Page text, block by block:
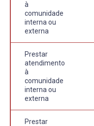
à
comunidade
interna ou
externa
Prestar
atendimento
à
comunidade
interna ou
externa
Prestar